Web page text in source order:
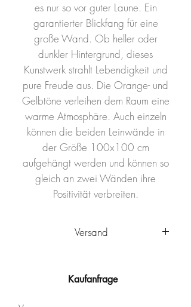
es nur so vor guter Laune. Ein
garantierter Blickfang für eine
große Wand. Ob heller oder
dunkler Hintergrund, dieses
Kunstwerk strahlt Lebendigkeit und
pure Freude aus. Die Orange- und
Gelbtöne verleihen dem Raum eine
warme Atmosphäre. Auch einzeln
können die beiden Leinwände in
der Größe 100x100 cm
aufgehängt werden und können so
gleich an zwei Wänden ihre
Positivität verbreiten.
Versand
versandkostenfreiverschickt. Es
Kaufanfrage